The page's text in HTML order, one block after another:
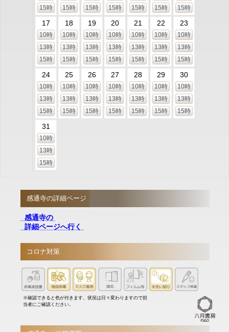
15時
15時
15時
15時
15時
15時
15時
17
10時
13時
15時
18
10時
13時
15時
19
10時
13時
15時
20
10時
13時
15時
21
10時
13時
15時
22
10時
13時
15時
23
10時
13時
15時
24
10時
13時
15時
25
10時
13時
15時
26
10時
13時
15時
27
10時
13時
15時
28
10時
13時
15時
29
10時
13時
15時
30
10時
13時
15時
31
10時
13時
15時
感通寺の詳細ページ
感通寺の
詳細ページへ行く
コロナ対策
※確認できると色が付きます。状況は日々変わりますので担
当者にご確認ください。